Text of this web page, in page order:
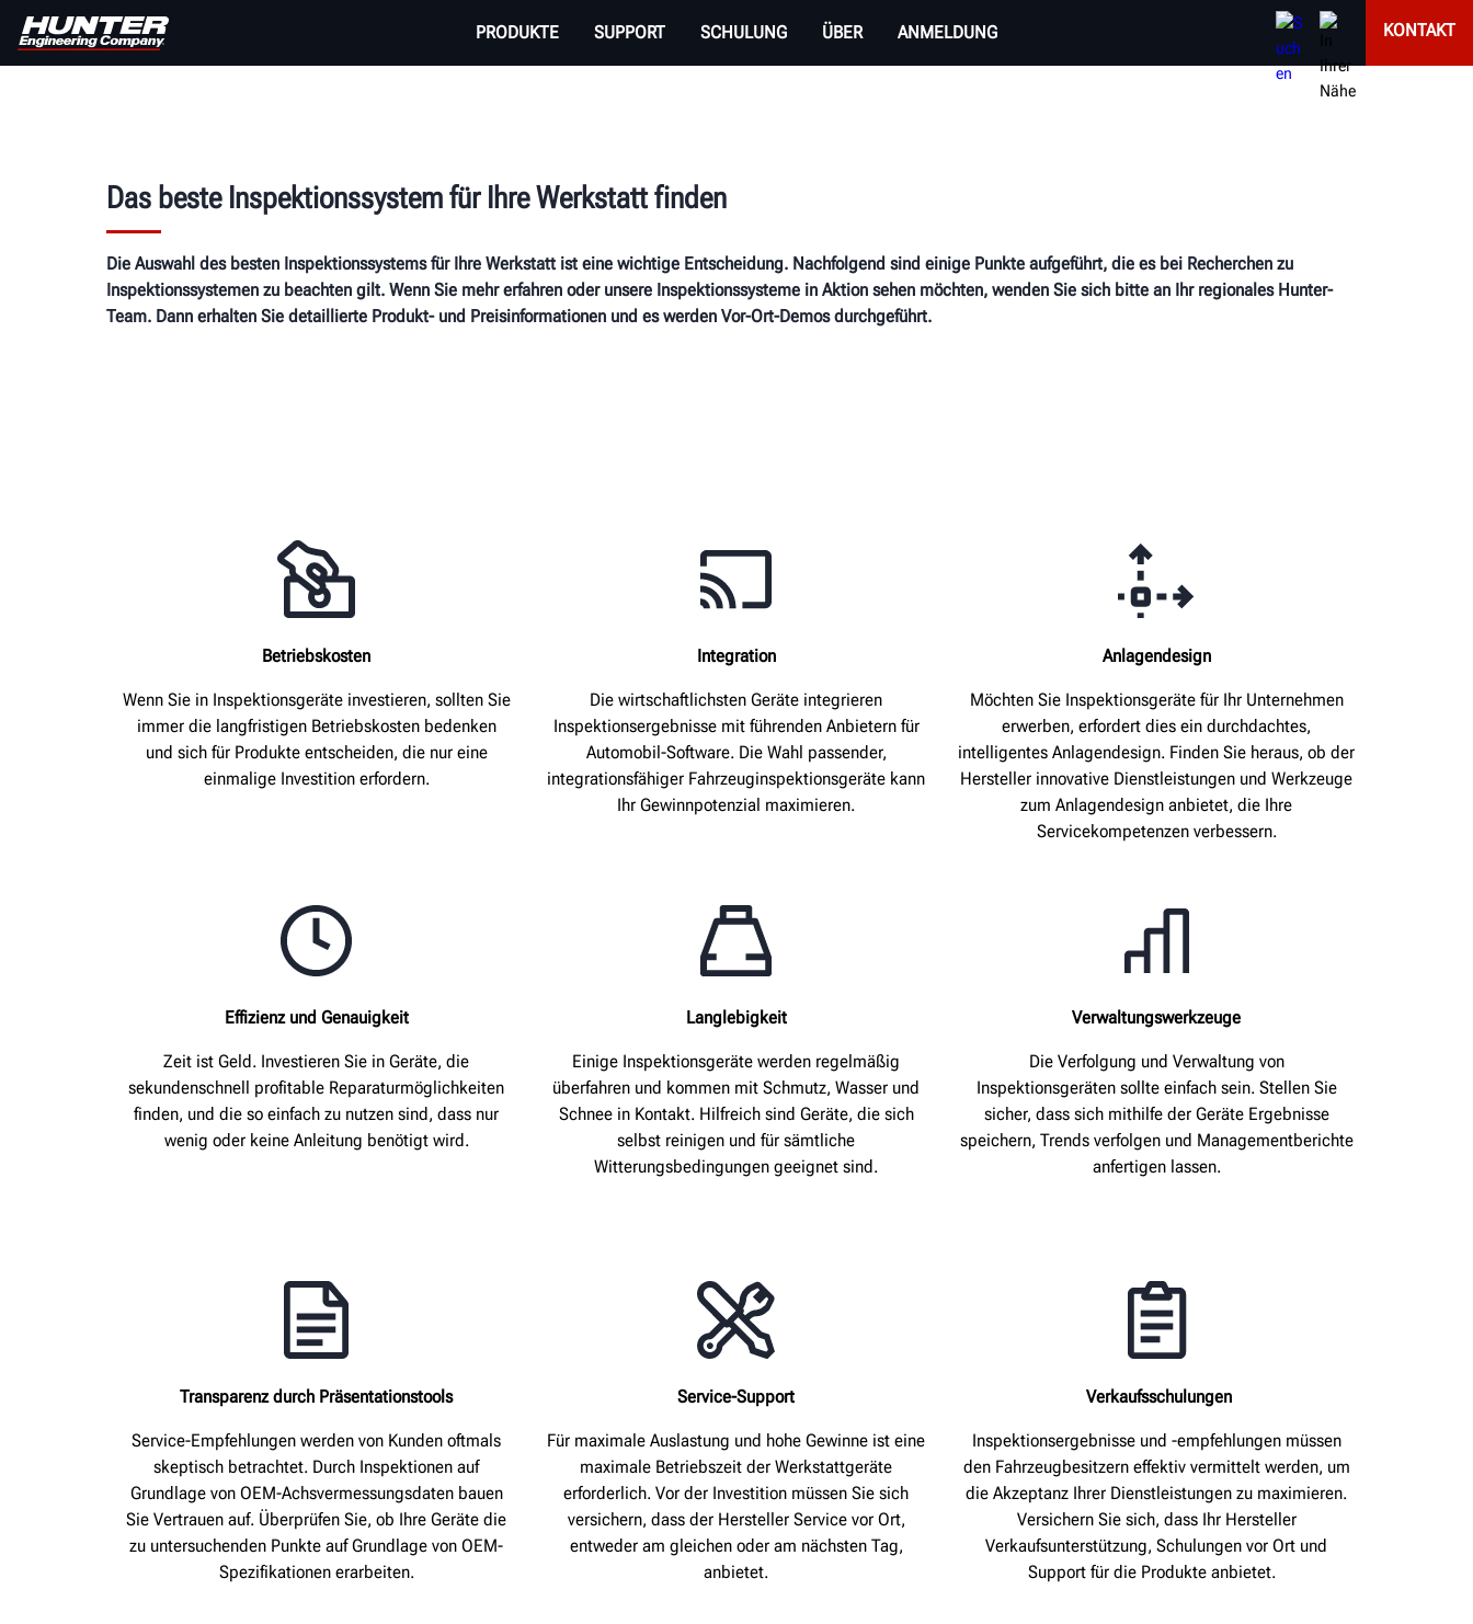
PRODUKTE SUPPORT SCHULUNG ÜBER ANMELDUNG KONTAKT
Das beste Inspektionssystem für Ihre Werkstatt finden
Die Auswahl des besten Inspektionssystems für Ihre Werkstatt ist eine wichtige Entscheidung. Nachfolgend sind einige Punkte aufgeführt, die es bei Recherchen zu
Inspektionssystemen zu beachten gilt. Wenn Sie mehr erfahren oder unsere Inspektionssysteme in Aktion sehen möchten, wenden Sie sich bitte an Ihr regionales Hunter-
Team. Dann erhalten Sie detaillierte Produkt- und Preisinformationen und es werden Vor-Ort-Demos durchgeführt.
Betriebskosten
Wenn Sie in Inspektionsgeräte investieren, sollten Sie
immer die langfristigen Betriebskosten bedenken
und sich für Produkte entscheiden, die nur eine
einmalige Investition erfordern.
Integration
Die wirtschaftlichsten Geräte integrieren
Inspektionsergebnisse mit führenden Anbietern für
Automobil-Software. Die Wahl passender,
integrationsfähiger Fahrzeuginspektionsgeräte kann
Ihr Gewinnpotenzial maximieren.
Anlagendesign
Möchten Sie Inspektionsgeräte für Ihr Unternehmen
erwerben, erfordert dies ein durchdachtes,
intelligentes Anlagendesign. Finden Sie heraus, ob der
Hersteller innovative Dienstleistungen und Werkzeuge
zum Anlagendesign anbietet, die Ihre
Servicekompetenzen verbessern.
Effizienz und Genauigkeit
Zeit ist Geld. Investieren Sie in Geräte, die
sekundenschnell profitable Reparaturmöglichkeiten
finden, und die so einfach zu nutzen sind, dass nur
wenig oder keine Anleitung benötigt wird.
Langlebigkeit
Einige Inspektionsgeräte werden regelmäßig
überfahren und kommen mit Schmutz, Wasser und
Schnee in Kontakt. Hilfreich sind Geräte, die sich
selbst reinigen und für sämtliche
Witterungsbedingungen geeignet sind.
Verwaltungswerkzeuge
Die Verfolgung und Verwaltung von
Inspektionsgeräten sollte einfach sein. Stellen Sie
sicher, dass sich mithilfe der Geräte Ergebnisse
speichern, Trends verfolgen und Managementberichte
anfertigen lassen.
Transparenz durch Präsentationstools
Service-Empfehlungen werden von Kunden oftmals
skeptisch betrachtet. Durch Inspektionen auf
Grundlage von OEM-Achsvermessungsdaten bauen
Sie Vertrauen auf. Überprüfen Sie, ob Ihre Geräte die
zu untersuchenden Punkte auf Grundlage von OEM-
Spezifikationen erarbeiten.
Service-Support
Für maximale Auslastung und hohe Gewinne ist eine
maximale Betriebszeit der Werkstattgeräte
erforderlich. Vor der Investition müssen Sie sich
versichern, dass der Hersteller Service vor Ort,
entweder am gleichen oder am nächsten Tag,
anbietet.
Verkaufsschulungen
Inspektionsergebnisse und -empfehlungen müssen
den Fahrzeugbesitzern effektiv vermittelt werden, um
die Akzeptanz Ihrer Dienstleistungen zu maximieren.
Versichern Sie sich, dass Ihr Hersteller
Verkaufsunterstützung, Schulungen vor Ort und
Support für die Produkte anbietet.